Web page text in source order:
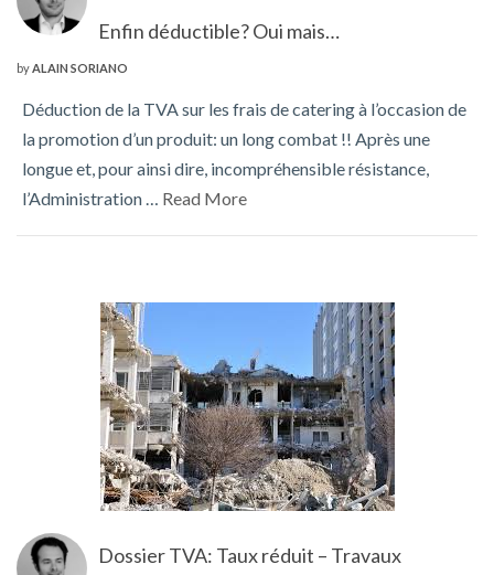
Enfin déductible? Oui mais…
byALAIN SORIANO
Déduction de la TVA sur les frais de catering à l’occasion de
la promotion d’un produit: un long combat !! Après une
longue et, pour ainsi dire, incompréhensible résistance,
l’Administration … Read More
Dossier TVA: Taux réduit – Travaux